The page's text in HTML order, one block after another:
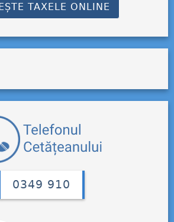
TAXELE ONLINE
0349 910